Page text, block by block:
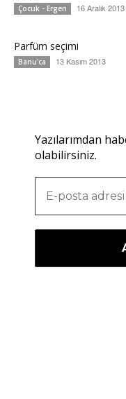
Çocuk - Ergen 16 Aralık 2013
Parfüm seçimi
Banu'ca 13 Kasım 2013
Yazılarımdan
olabilirsiniz.